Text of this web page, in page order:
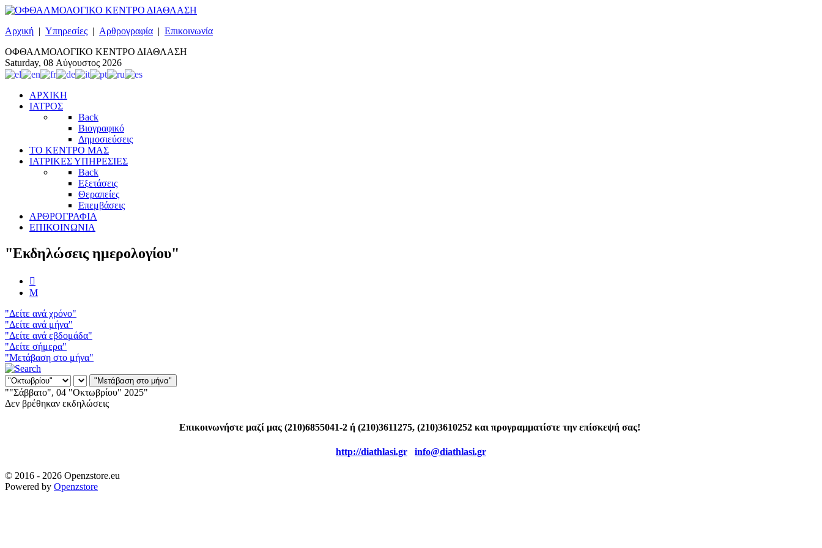
Αρχική | Υπηρεσίες | Αρθρογραφία | Επικοινωνία
ΟΦΘΑΛΜΟΛΟΓΙΚΟ ΚΕΝΤΡΟ ΔΙΑΘΛΑΣΗ
Saturday, 08 Αύγουστος 2026
ΑΡΧΙΚΗ
ΙΑΤΡΟΣ
Back
Βιογραφικό
Δημοσιεύσεις
ΤΟ ΚΕΝΤΡΟ ΜΑΣ
ΙΑΤΡΙΚΕΣ ΥΠΗΡΕΣΙΕΣ
Back
Εξετάσεις
Θεραπείες
Επεμβάσεις
ΑΡΘΡΟΓΡΑΦΙΑ
ΕΠΙΚΟΙΝΩΝΙΑ
"Εκδηλώσεις ημερολογίου"
"Δείτε ανά χρόνο"
"Δείτε ανά μήνα"
"Δείτε ανά εβδομάδα"
"Δείτε σήμερα"
"Μετάβαση στο μήνα"
"Μετάβαση στο μήνα"
""Σάββατο", 04 "Οκτωβρίου" 2025"
Δεν βρέθηκαν εκδηλώσεις
Επικοινωνήστε μαζί μας (210)6855041-2 ή (210)3611275, (210)3610252 και προγραμματίστε την επίσκεψή σας!
http://diathlasi.gr info@diathlasi.gr
© 2016 - 2026 Openzstore.eu
Powered by Openzstore